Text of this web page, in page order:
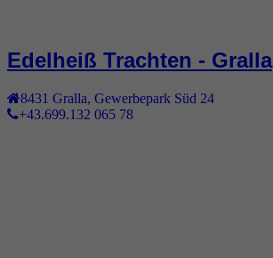
Edelheiß Trachten - Gralla
8431 Gralla Gewerbepark Süd 24
+43.699.132 065 78